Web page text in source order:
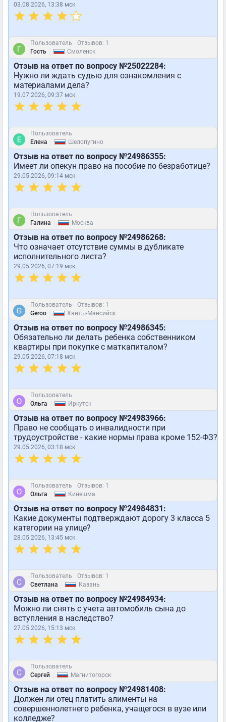
03.08.2026, 13:38 мск
Пользователь
Отзывов: 1
Гость
Смоленск
Отзыв на ответ по вопросу №25022284:
Нужно ли ждать судью для ознакомления с
материалами дела?
19.07.2026, 09:37 мск
Пользователь
Елена
Шелопугино
Отзыв на ответ по вопросу №24986355:
Имеет ли опекун право на пособие по безработице?
29.05.2026, 09:14 мск
Пользователь
Галина
Москва
Отзыв на ответ по вопросу №24986268:
Что означает отсутствие суммы в дубликате
исполнительного листа?
29.05.2026, 07:19 мск
Пользователь
Отзывов: 1
Geroo
Ханты-Мансийск
Отзыв на ответ по вопросу №24986345:
Обязательно ли делать ребенка собственником
квартиры при покупке с маткапиталом?
29.05.2026, 07:18 мск
Пользователь
Ольга
Иркутск
Отзыв на ответ по вопросу №24983966:
Право не сообщать о инвалидности при
трудоустройстве - какие нормы права кроме 152-ФЗ?
29.05.2026, 03:18 мск
Пользователь
Отзывов: 1
Ольга
Кинешма
Отзыв на ответ по вопросу №24984831:
Какие документы подтверждают дорогу 3 класса 5
категории на улице?
28.05.2026, 13:45 мск
Пользователь
Отзывов: 1
Светлана
Казань
Отзыв на ответ по вопросу №24984934:
Можно ли снять с учета автомобиль сына до
вступления в наследство?
27.05.2026, 15:13 мск
Пользователь
Сергей
Магнитогорск
Отзыв на ответ по вопросу №24981408:
Должен ли отец платить алименты на
совершеннолетнего ребенка, учащегося в вузе или
колледже?